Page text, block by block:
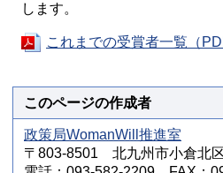
します。
これまでの受賞者一覧（
このページの作成者
政策局WomanWill推進室
〒803-8501 北九州市小倉北